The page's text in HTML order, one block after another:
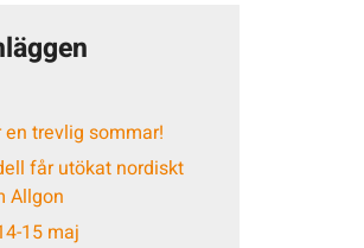
en trevlig sommar!
får utökat nordiskt
Allgon
15 maj